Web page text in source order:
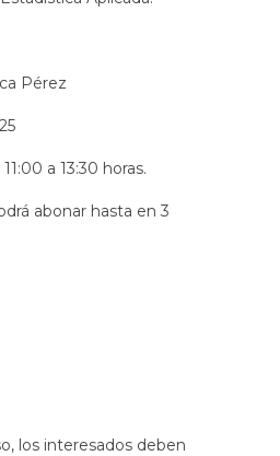
Pérez
a 13:30 horas.
abonar hasta en 3
los interesados deben